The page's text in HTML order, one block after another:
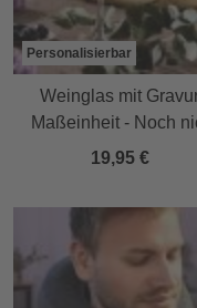
Personalisierbar
Weinglas mit
Maßeinheit - Noch
19,95 €